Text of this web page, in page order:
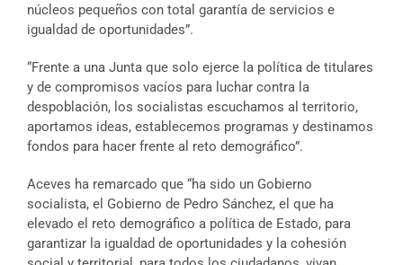
núcleos pequeños con total garantía de servicios e
igualdad de oportunidades”.
“Frente a una Junta que solo ejerce la política de titulares
y de compromisos vacíos para luchar contra la
despoblación, los socialistas escuchamos al territorio,
aportamos ideas, establecemos programas y destinamos
fondos para hacer frente al reto demográfico”.
Aceves ha remarcado que “ha sido un Gobierno
socialista, el Gobierno de Pedro Sánchez, el que ha
elevado el reto demográfico a política de Estado, para
garantizar la igualdad de oportunidades y la cohesión